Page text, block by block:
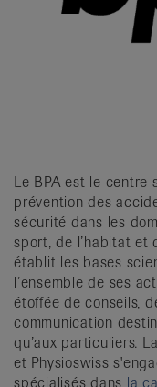
Le BPA est le centre
prévention des
sécurité dans les
sport, de l’habitat et
établit les bases
l’ensemble de ses
étoffée de conseils,
communication
qu’aux particuliers.
et Physioswiss
spécialisés dans la